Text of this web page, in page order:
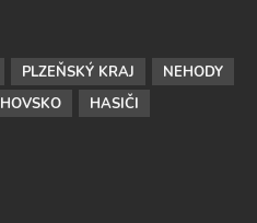
PLZEŇSKÝ KRAJ
NEHODY
HASIČI